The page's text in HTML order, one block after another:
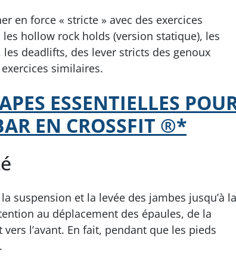
en force « stricte » avec des exercices
hollow rock holds (version statique), les
deadlifts, des lever stricts des genoux
exercices similaires.
ESSENTIELLES
EN CROSSFIT ®*
suspension et la levée des jambes jusqu’à la
au déplacement des épaules, de la
l’avant. En fait, pendant que les pieds